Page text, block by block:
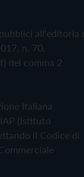
all'editoria
n. 70.
del comma 2
Italiana
(Istituto
il Codice di